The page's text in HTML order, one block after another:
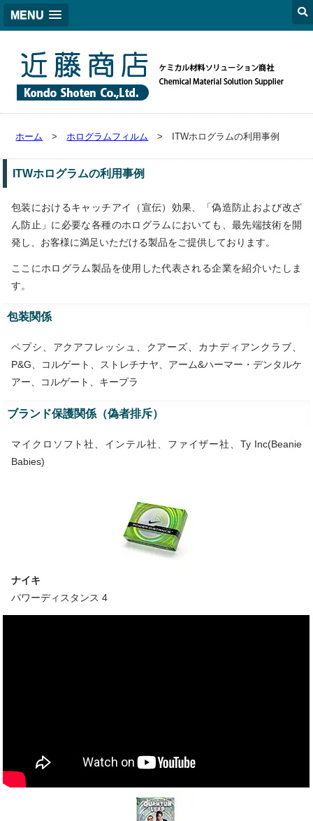
MENU
ホーム > ホログラムフィルム > ITWホログラムの利用事例
ITWホログラムの利用事例
包装におけるキャッチアイ（宣伝）効果、「偽造防止および改ざ
ん防止」に必要な各種のホログラムにおいても、最先端技術を開
発し、お客様に満足いただける製品をご提供しております。
ここにホログラム製品を使用した代表される企業を紹介いたしま
す。
包装関係
ペプシ、アクアフレッシュ、クアーズ、カナディアンクラブ、
P&G、コルゲート、ストレチナヤ、アーム&ハーマー・デンタルケ
アー、コルゲート、キープラ
ブランド保護関係（偽者排斥）
マイクロソフト社、インテル社、ファイザー社、Ty Inc(Beanie
Babies)
ナイキ
パワーディスタンス 4